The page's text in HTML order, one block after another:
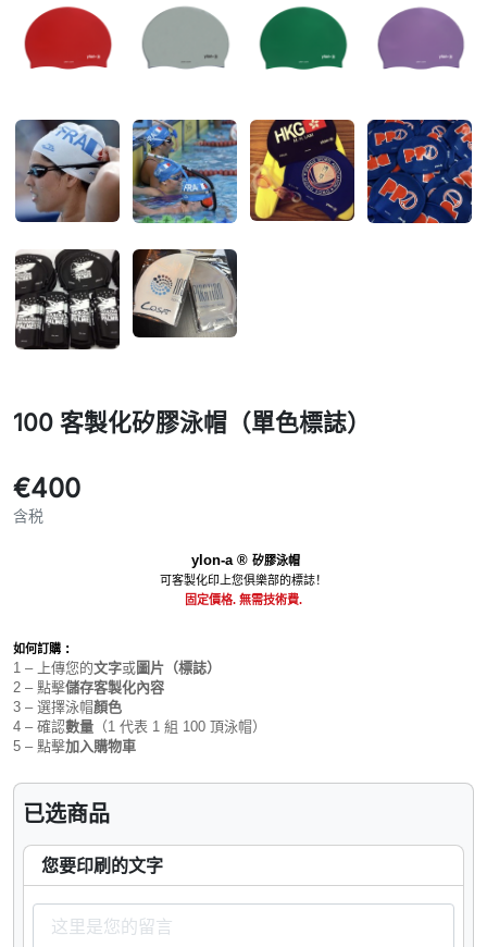
100 客製化矽膠泳帽（單色標誌）
€400
含税
ylon-a ® 矽膠泳帽
可客製化印上您俱樂部的標誌！
固定價格. 無需技術費.
如何訂購 :
1 – 上傳您的文字或圖片（標誌）
2 – 點擊儲存客製化內容
3 – 選擇泳帽顏色
4 – 確認數量 （1 代表 1 組 100 頂泳帽）
5 – 點擊加入購物車
已选商品
您要印刷的文字